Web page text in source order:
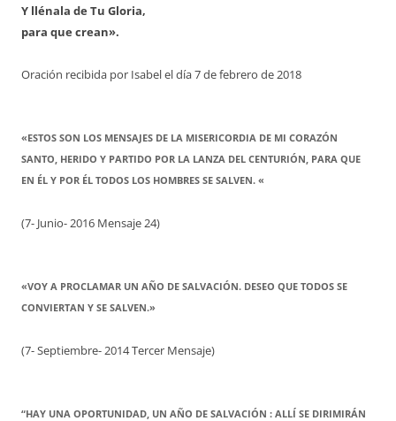
Y llénala de Tu Gloria,
para que crean».
Oración recibida por Isabel el día 7 de febrero de 2018
«ESTOS SON LOS MENSAJES DE LA MISERICORDIA DE MI CORAZÓN
SANTO, HERIDO Y PARTIDO POR LA LANZA DEL CENTURIÓN, PARA QUE
EN ÉL Y POR ÉL TODOS LOS HOMBRES SE SALVEN. «
(7- Junio- 2016 Mensaje 24)
«VOY A PROCLAMAR UN AÑO DE SALVACIÓN. DESEO QUE TODOS SE
CONVIERTAN Y SE SALVEN.»
(7- Septiembre- 2014 Tercer Mensaje)
“HAY UNA OPORTUNIDAD, UN AÑO DE SALVACIÓN : ALLÍ SE DIRIMIRÁN